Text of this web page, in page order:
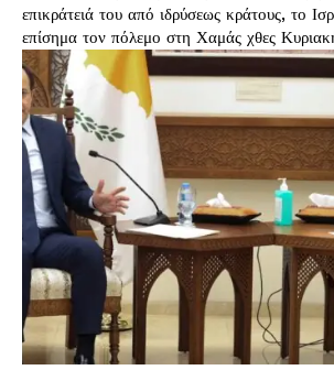
επικράτειά του από ιδρύσεως κράτους, το
επίσημα τον πόλεμο στη Χαμάς χθες